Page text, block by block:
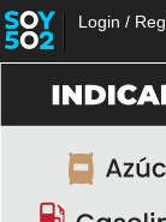
Login /